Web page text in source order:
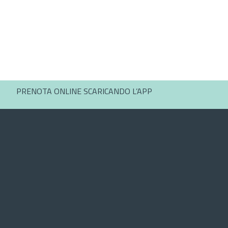
PRENOTA ONLINE SCARICANDO L’APP